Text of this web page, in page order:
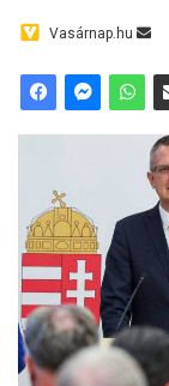
Vasárnap.hu
a
n
e
m